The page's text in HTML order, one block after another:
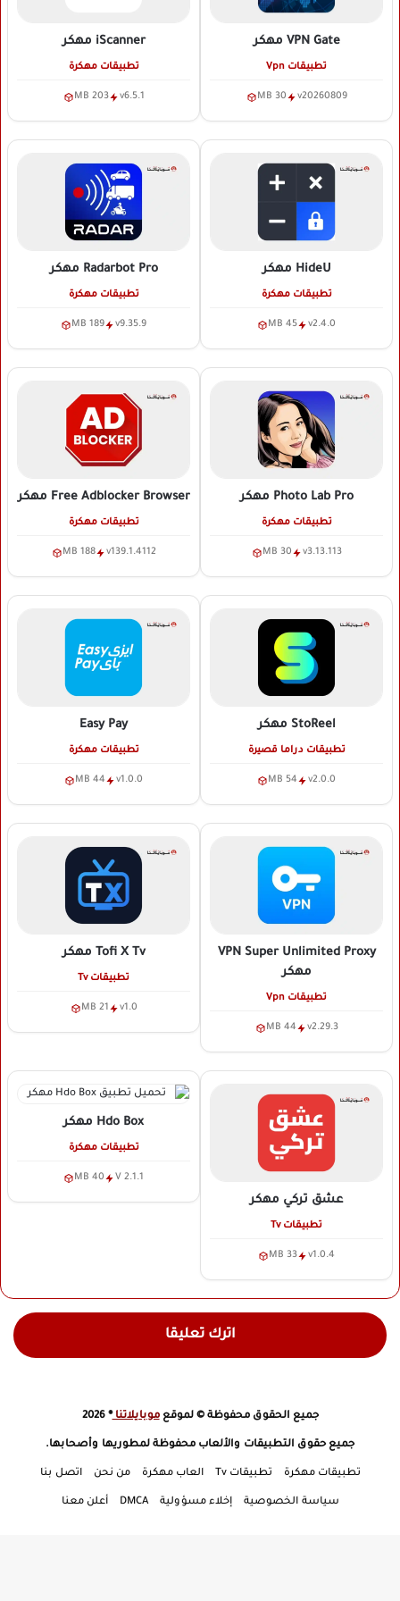
VPN Gate مهكر
تطبيقات Vpn
v20260809
30 MB
iScanner مهكر
تطبيقات مهكرة
v6.5.1
203 MB
HideU مهكر
تطبيقات مهكرة
v2.4.0
45 MB
Radarbot Pro مهكر
تطبيقات مهكرة
v9.35.9
189 MB
Photo Lab Pro مهكر
تطبيقات مهكرة
v3.13.113
30 MB
Free Adblocker Browser مهكر
تطبيقات مهكرة
v139.1.4112
188 MB
StoReel مهكر
تطبيقات دراما قصيرة
v2.0.0
54 MB
Easy Pay
تطبيقات مهكرة
v1.0.0
44 MB
VPN Super Unlimited Proxy
مهكر
تطبيقات Vpn
v2.29.3
44 MB
Tofi X Tv مهكر
تطبيقات Tv
v1.0
21 MB
عشق تركي مهكر
تطبيقات Tv
v1.0.4
33 MB
Hdo Box مهكر
تطبيقات مهكرة
V 2.1.1
40 MB
اترك تعليقا
جميع الحقوق محفوظة © لموقعموبايلاتنا® 2026
جميع حقوق التطبيقات والألعاب محفوظة لمطوريها وأصحابها.
تطبيقات مهكرة تطبيقات Tv العاب مهكرة من نحن اتصل بنا
سياسة الخصوصية إخلاء مسؤولية DMCA أعلن معنا